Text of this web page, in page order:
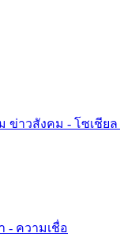
ข่าวสังคม - โซเชียล
- ความเชื่อ